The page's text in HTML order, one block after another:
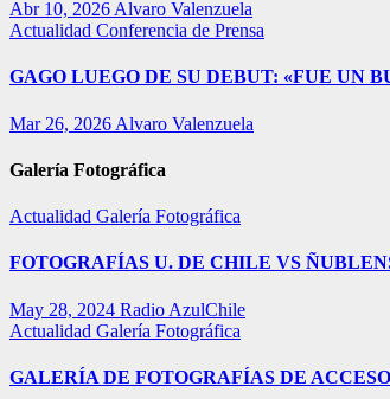
Abr 10, 2026 Alvaro Valenzuela
Actualidad Conferencia de Prensa
GAGO LUEGO DE SU DEBUT: «FUE UN
Mar 26, 2026 Alvaro Valenzuela
Galería Fotográfica
Actualidad Galería Fotográfica
FOTOGRAFÍAS U. DE CHILE VS
May 28, 2024 Radio AzulChile
Actualidad Galería Fotográfica
GALERÍA DE FOTOGRAFÍAS DE